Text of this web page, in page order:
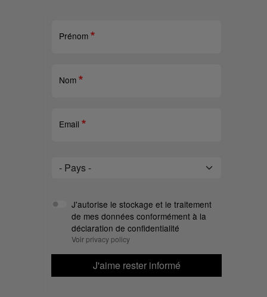
Prénom
Nom
Email
Pays
Pays
J'autorise le stockage et le traitement
de mes données conformément à la
déclaration de confidentialité
Voir privacy policy
J'aime rester informé